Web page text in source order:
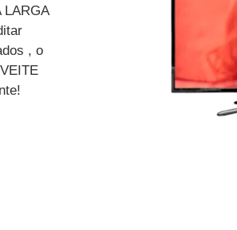
LARGA
, o